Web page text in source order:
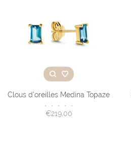
Clous d'oreilles Medina Topaze
• • • • •
€219,00